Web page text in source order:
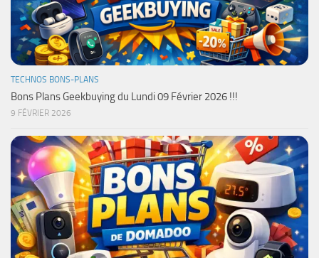
TECHNOS BONS-PLANS
Bons Plans Geekbuying du Lundi 09 Février 2026 !!!
9 FÉVRIER 2026